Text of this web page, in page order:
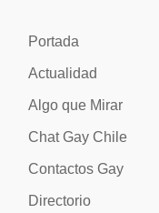
Portada
Actualidad
Algo que Mirar
Chat Gay Chile
Contactos Gay
Directorio